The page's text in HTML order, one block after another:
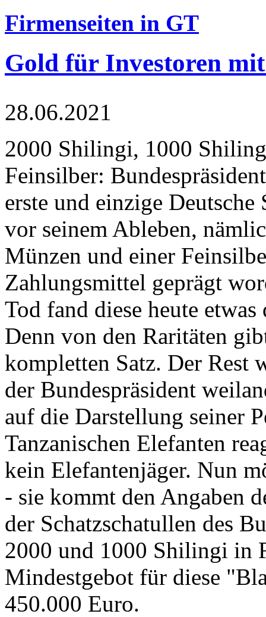
Firmenseiten in GT
Gold für Investoren
28.06.2021
2000 Shilingi, 1000
Feinsilber:
erste und einzige Deutsche
vor seinem Ableben,
Münzen und einer
Zahlungsmittel geprägt
Tod fand diese heute
Denn von den Raritäten
kompletten Satz. Der Rest
der Bundespräsident
auf die Darstellung seiner
Tanzanischen Elefanten
kein Elefantenjäger. Nun
- sie kommt den Angaben
der Schatzschatullen des
2000 und 1000 Shilingi in
Mindestgebot für diese
450.000 Euro.